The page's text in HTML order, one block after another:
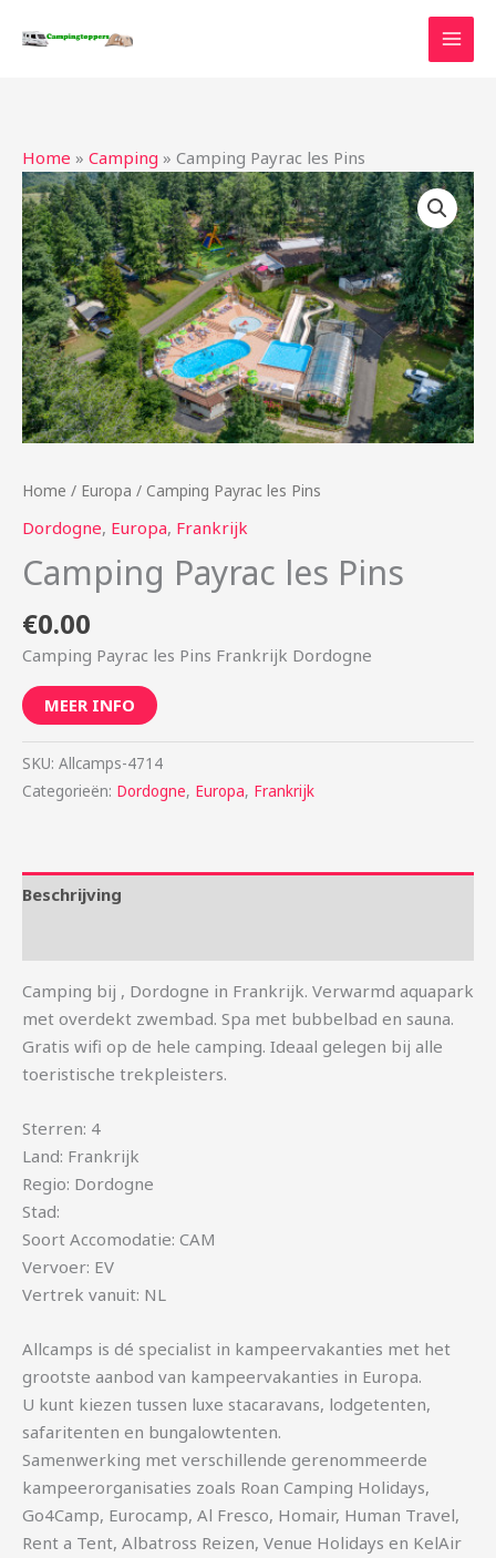
naar
Home » Camping » Camping Payrac les Pins
Home / Europa / Camping Payrac les Pins
Dordogne, Europa, Frankrijk
Camping Payrac les Pins
€0.00
Camping Payrac les Pins Frankrijk Dordogne
MEER INFO
SKU: Allcamps-4714
Categorieën: Dordogne, Europa, Frankrijk
Beschrijving
Camping bij , Dordogne in Frankrijk. Verwarmd aquapark
met overdekt zwembad. Spa met bubbelbad en sauna.
Gratis wifi op de hele camping. Ideaal gelegen bij alle
toeristische trekpleisters.
Sterren: 4
Land: Frankrijk
Regio: Dordogne
Stad:
Soort Accomodatie: CAM
Vervoer: EV
Vertrek vanuit: NL
Allcamps is dé specialist in kampeervakanties met het
grootste aanbod van kampeervakanties in Europa.
U kunt kiezen tussen luxe stacaravans, lodgetenten,
safaritenten en bungalowtenten.
Samenwerking met verschillende gerenommeerde
kampeerorganisaties zoals Roan Camping Holidays,
Go4Camp, Eurocamp, Al Fresco, Homair, Human Travel,
Rent a Tent, Albatross Reizen, Venue Holidays en KelAir